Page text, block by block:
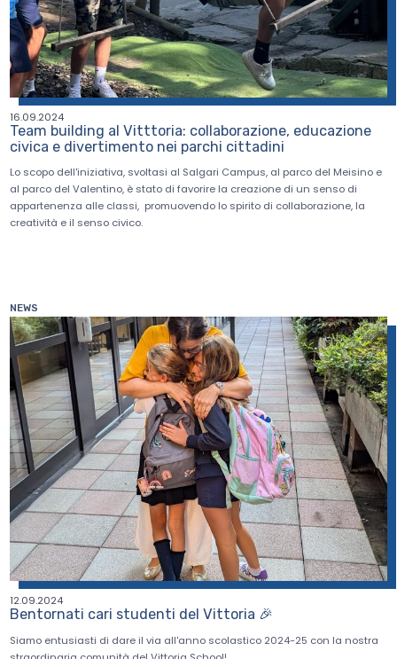
16.09.2024
Team building al Vitttoria: collaborazione, educazione
civica e divertimento nei parchi cittadini
Lo scopo dell'iniziativa, svoltasi al Salgari Campus, al parco del Meisino e
al parco del Valentino, è stato di favorire la creazione di un senso di
appartenenza alle classi, promuovendo lo spirito di collaborazione, la
creatività e il senso civico.
NEWS
12.09.2024
Bentornati cari studenti del Vittoria 🎉
Siamo entusiasti di dare il via all'anno scolastico 2024-25 con la nostra